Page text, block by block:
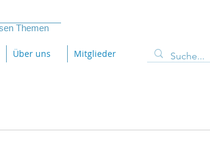
Themen
Über uns Mitglieder